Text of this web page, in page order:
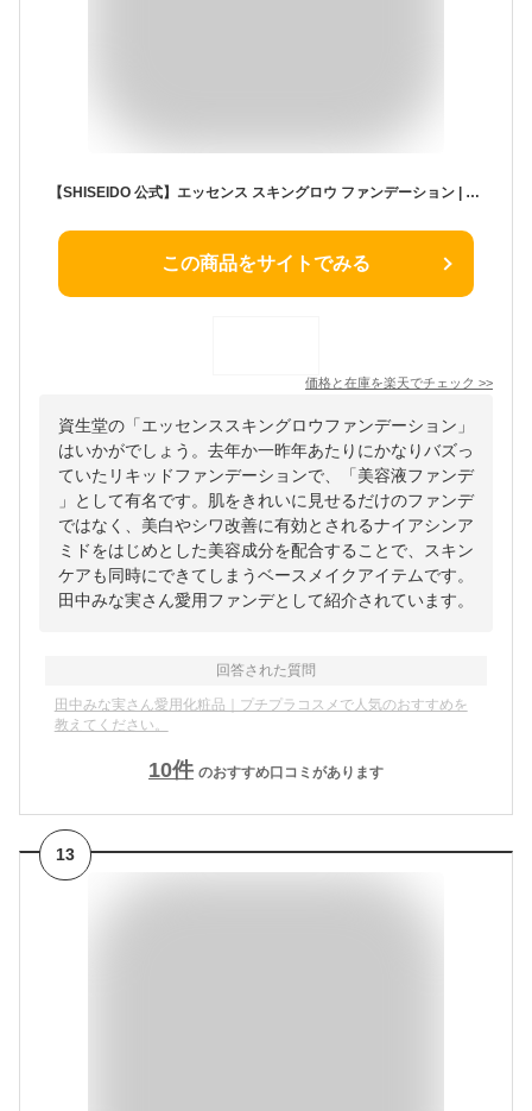
【SHISEIDO 公式】エッセンス スキングロウ ファンデーション | SHISEIDO 資生堂 シセイドウ | ファンデーション ファンデ 美容液ファンデ 美容液ファンデーション スキンケアエッセンス ★
この商品をサイトでみる
価格と在庫を楽天でチェック >>
資生堂の「エッセンススキングロウファンデーション」
はいかがでしょう。去年か一昨年あたりにかなりバズっ
ていたリキッドファンデーションで、「美容液ファンデ
」として有名です。肌をきれいに見せるだけのファンデ
ではなく、美白やシワ改善に有効とされるナイアシンア
ミドをはじめとした美容成分を配合することで、スキン
ケアも同時にできてしまうベースメイクアイテムです。
田中みな実さん愛用ファンデとして紹介されています。
回答された質問
田中みな実さん愛用化粧品｜プチプラコスメで人気のおすすめを
教えてください。
10件 のおすすめ口コミがあります
13